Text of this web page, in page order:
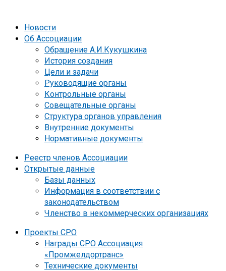
Новости
Об Ассоциации
Обращение А.И.Кукушкина
История создания
Цели и задачи
Руководящие органы
Контрольные органы
Совещательные органы
Структура органов управления
Внутренние документы
Нормативные документы
Реестр членов Ассоциации
Открытые данные
Базы данных
Информация в соответствии с
законодательством
Членство в некоммерческих организациях
Проекты СРО
Награды СРО Ассоциация
«Промжелдортранс»
Технические документы